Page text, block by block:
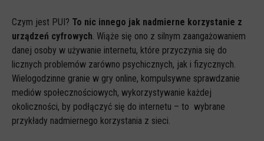
Czym jest PUI? To nic innego jak nadmierne korzystanie z
urządzeń cyfrowych . Wiąże się ono z silnym zaangażowaniem
danej osoby w używanie internetu, które przyczynia się do
licznych problemów zarówno psychicznych, jak i fizycznych.
Wielogodzinne granie w gry online, kompulsywne sprawdzanie
mediów społecznościowych, wykorzystywanie każdej
okoliczności, by podłączyć się do internetu – to wybrane
przykłady nadmiernego korzystania z sieci.